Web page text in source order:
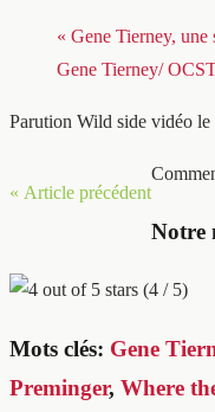
« Gene Tierney, une
Gene Tierney/
Parution Wild side vidéo
« Article précédent
Notre
(4 / 5)
Mots clés: Gene
Preminger, Where